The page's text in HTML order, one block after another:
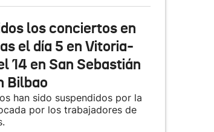
los conciertos en
el día 5 en Vitoria-
14 en San Sebastián
Bilbao
han sido suspendidos por la
por los trabajadores de